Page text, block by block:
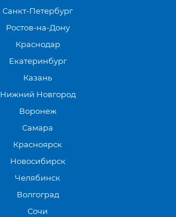
Санкт-Петербург
Ростов-на-Дону
Краснодар
Екатеринбург
Казань
Нижний Новгород
Воронеж
Самара
Красноярск
Новосибирск
Челябинск
Волгоград
Сочи